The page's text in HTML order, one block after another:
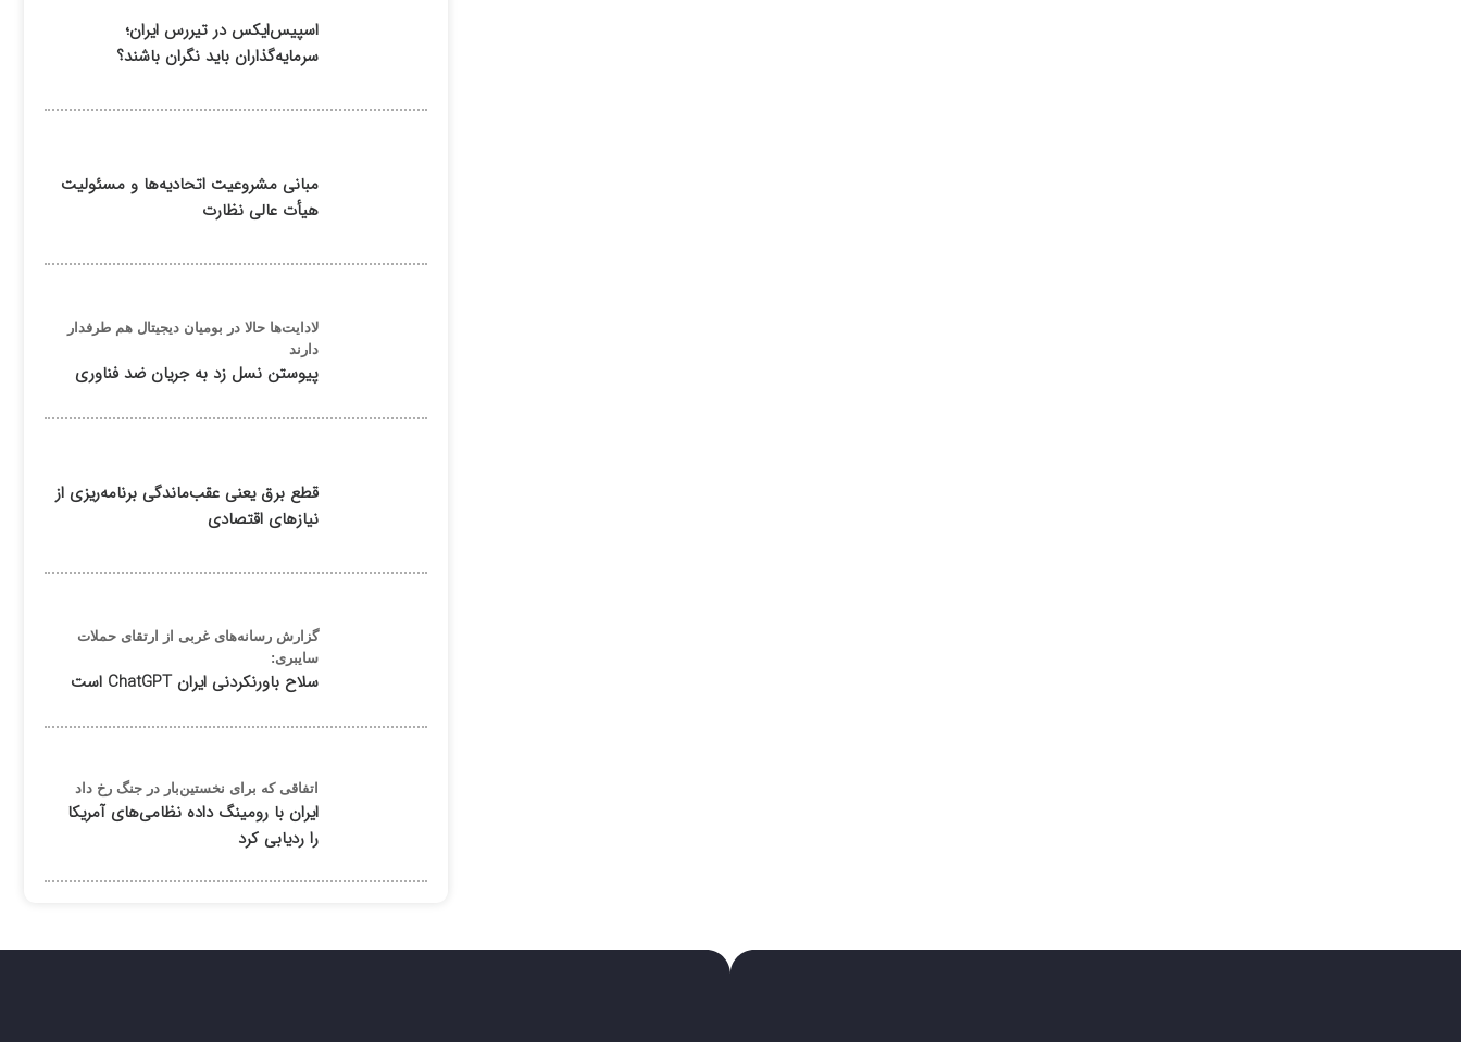
اسپیس‌ایکس در تیررس ایران؛
سرمایه‌گذاران باید نگران باشند؟
مبانی مشروعیت اتحادیه‌ها و مسئولیت
هیأت عالی نظارت
لادایت‌ها حالا در بومیان دیجیتال هم طرفدار
دارند
پیوستن نسل زد به جریان ضد فناوری
قطع برق یعنی عقب‌ماندگی برنامه‌ریزی از
نیازهای اقتصادی
گزارش رسانه‌های غربی از ارتقای حملات
سایبری:
سلاح باورنکردنی ایران ChatGPT است
اتفاقی که برای نخستین‌بار در جنگ رخ داد
ایران با رومینگ داده نظامی‌های آمریکا
را ردیابی کرد